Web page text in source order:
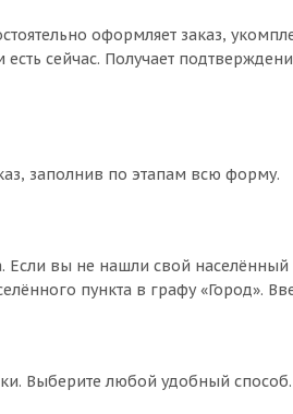
оформляет заказ,
сейчас. Получает
заполнив по этапам всю форму.
Если вы не нашли свой населённый
пункта в графу «Город».
Выберите любой удобный способ.